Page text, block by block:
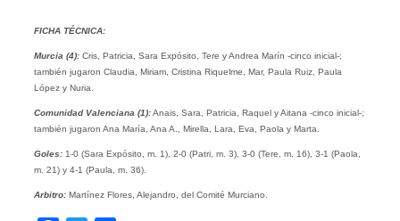
FICHA TÉCNICA:
Murcia (4):Cris, Patricia, Sara Expósito, Tere y Andrea Marín -cinco inicial-;
también jugaron Claudia, Miriam, Cristina Riquelme, Mar, Paula Ruiz, Paula
López y Nuria.
Comunidad Valenciana (1):Anais, Sara, Patricia, Raquel y Aitana -cinco inicial-;
también jugaron Ana María, Ana A., Mirella, Lara, Eva, Paola y Marta.
Goles:1-0 (Sara Expósito, m. 1), 2-0 (Patri, m. 3), 3-0 (Tere, m. 16), 3-1 (Paola,
m. 21) y 4-1 (Paula, m. 36).
Arbitro: Martínez Flores, Alejandro, del Comité Murciano.